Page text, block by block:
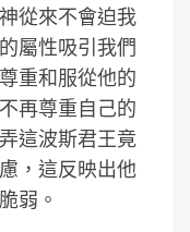
從來不會迫我
屬性吸引我們
重和服從他的
再尊重自己的
這波斯君王竟
，這反映出他
弱。